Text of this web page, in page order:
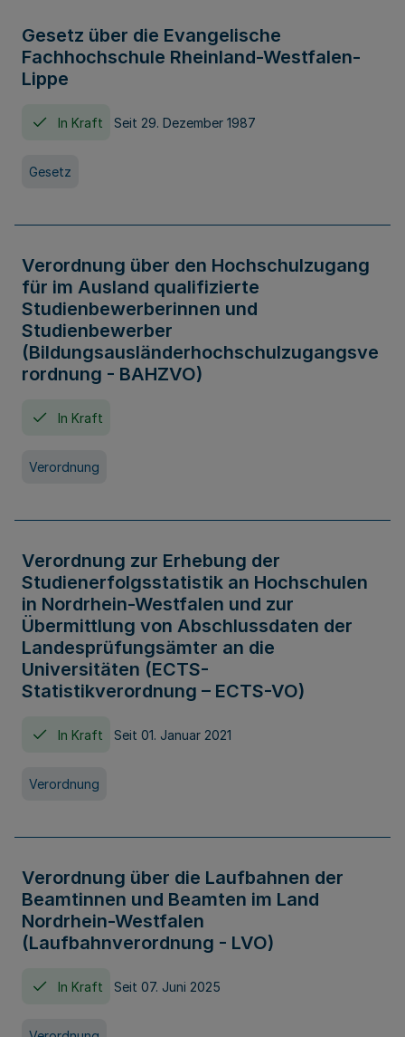
Gesetz über die Evangelische
Fachhochschule Rheinland-Westfalen-
Lippe
In Kraft Seit 29. Dezember 1987
Gesetz
Verordnung über den Hochschulzugang
für im Ausland qualifizierte
Studienbewerberinnen und
Studienbewerber
(Bildungsausländerhochschulzugangsve
rordnung - BAHZVO)
In Kraft
Verordnung
Verordnung zur Erhebung der
Studienerfolgsstatistik an Hochschulen
in Nordrhein-Westfalen und zur
Übermittlung von Abschlussdaten der
Landesprüfungsämter an die
Universitäten (ECTS-
Statistikverordnung – ECTS-VO)
In Kraft Seit 01. Januar 2021
Verordnung
Verordnung über die Laufbahnen der
Beamtinnen und Beamten im Land
Nordrhein-Westfalen
(Laufbahnverordnung - LVO)
In Kraft Seit 07. Juni 2025